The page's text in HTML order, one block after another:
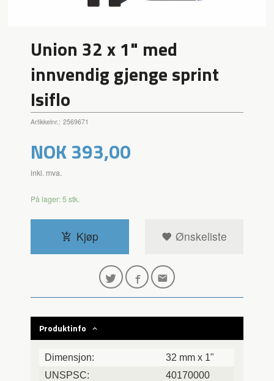
Union 32 x 1" med
innvendig gjenge sprint
Isiflo
Artikkelnr.: 2569671
Pris
NOK393,00
inkl. mva.
På lager: 5 stk.
Kjøp Ønskeliste
Produktinfo
Dimensjon:
32 mm x 1"
UNSPSC:
40170000